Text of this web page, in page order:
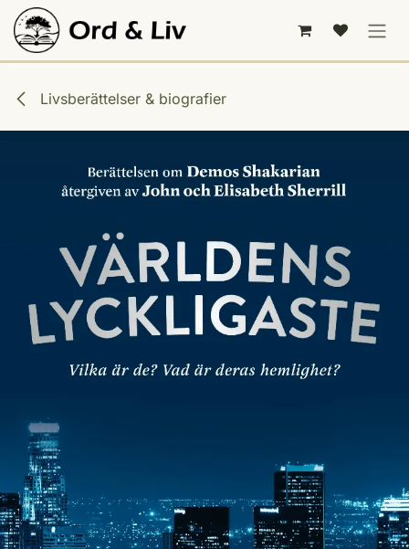
Hoppa till innehåll
Livsberättelser & biografier